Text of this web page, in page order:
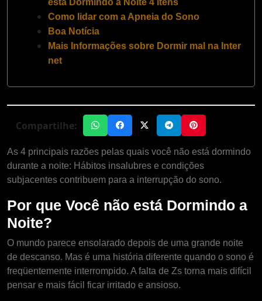
está Dormindo a Noite 4 itens
Como lidar com a Apneia do Sono
Boa Notícia
Mais Informações sobre Dormir mal na Inter
net
Compartilhe:
As 4 principais razões pelas quais você não está dormindo
durante a noite: Hábitos insalubres e condições
subjacentes contribuem para a interrupção do sono.
Por que Você não está Dormindo a
Noite?
O mundo parece ensolarado depois de uma grande noite
de descanso. Mas é uma história diferente quando o sono é
freqüentemente interrompido. A falta de Zs torna mais difícil
pensar e mais fácil ficar irritado e ansioso.